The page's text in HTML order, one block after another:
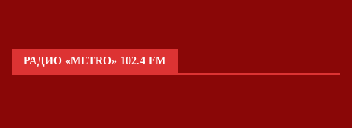
РАДИО «METRO» 102.4 FM